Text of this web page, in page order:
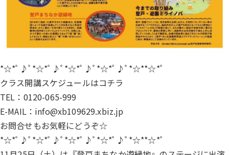
*☆*ﾟ♪ﾟ*☆*ﾟ♪ﾟ*☆*ﾟ♪ﾟ*☆*ﾟ♪ﾟ*☆**☆*ﾟ
クラス開講スケジュールはコチラ
TEL：0120-065-999
E-MAIL：info@xb109629.xbiz.jp
お問合せもお気軽にどうぞ☆
*☆*ﾟ♪ﾟ*☆*ﾟ♪ﾟ*☆*ﾟ♪ﾟ*☆*ﾟ♪ﾟ*☆**☆*ﾟ